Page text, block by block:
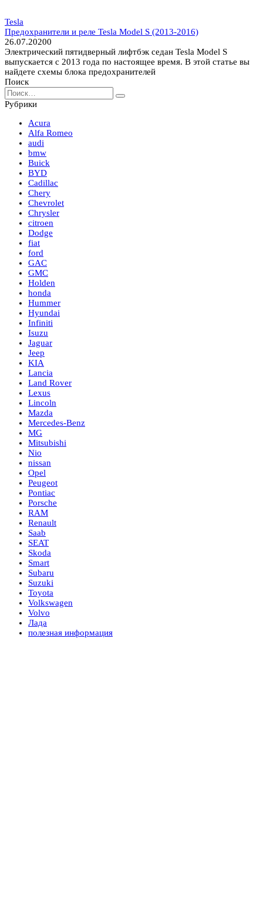
Tesla
Предохранители и реле Tesla Model S (2013-2016)
26.07.20200
Электрический пятидверный лифтбэк седан Tesla Model S
выпускается с 2013 года по настоящее время. В этой статье вы
найдете схемы блока предохранителей
Поиск
Search
for:
Рубрики
Acura
Alfa Romeo
audi
bmw
Buick
BYD
Cadillac
Chery
Chevrolet
Chrysler
citroen
Dodge
fiat
ford
GAC
GMC
Holden
honda
Hummer
Hyundai
Infiniti
Isuzu
Jaguar
Jeep
KIA
Lancia
Land Rover
Lexus
Lincoln
Mazda
Mercedes-Benz
MG
Mitsubishi
Nio
nissan
Opel
Peugeot
Pontiac
Porsche
RAM
Renault
Saab
SEAT
Skoda
Smart
Subaru
Suzuki
Toyota
Volkswagen
Volvo
Лада
полезная информация